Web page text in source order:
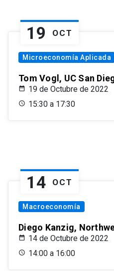
19 OCT
Microeconomía Aplicada
Tom Vogl, UC San
19 de Octubre de 2022
15:30 a 17:30
14 OCT
Macroeconomía
Diego Kanzig,
14 de Octubre de 2022
14:00 a 16:00